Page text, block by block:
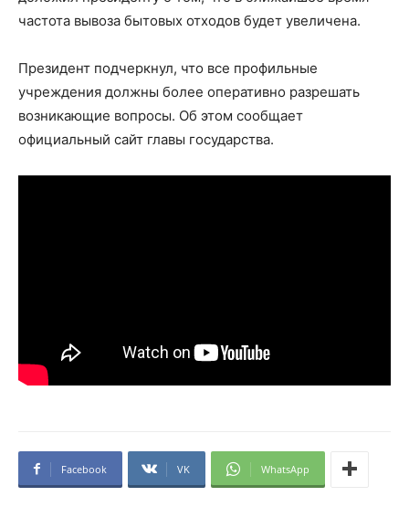
частота вывоза бытовых отходов будет увеличена.
Президент подчеркнул, что все профильные
учреждения должны более оперативно разрешать
возникающие вопросы. Об этом сообщает
официальный сайт главы государства.
Facebook VK WhatsApp